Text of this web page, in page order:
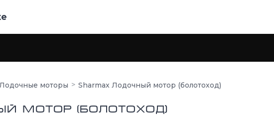
моторы Sharmax Лодочный мотор (болотоход)
мотор (болотоход)